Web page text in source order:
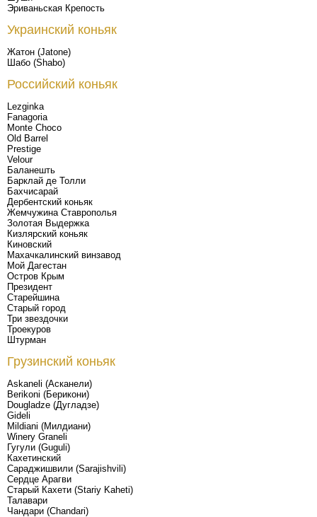
Эриваньская Крепость
Украинский коньяк
Жатон (Jatone)
Шабо (Shabo)
Российский коньяк
Lezginka
Fanagoria
Monte Choco
Old Barrel
Prestige
Velour
Баланешть
Барклай де Толли
Бахчисарай
Дербентский коньяк
Жемчужина Ставрополья
Золотая Выдержка
Кизлярский коньяк
Киновский
Махачкалинский винзавод
Мой Дагестан
Остров Крым
Президент
Старейшина
Старый город
Три звездочки
Троекуров
Штурман
Грузинский коньяк
Askaneli (Асканели)
Berikoni (Берикони)
Dougladze (Дугладзе)
Gideli
Mildiani (Милдиани)
Winery Graneli
Гугули (Guguli)
Кахетинский
Сараджишвили (Sarajishvili)
Сердце Арагви
Старый Кахети (Stariy Kaheti)
Талавари
Чандари (Chandari)